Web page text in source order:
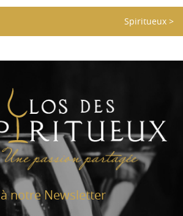
Spiritueux >
notre Newsletter